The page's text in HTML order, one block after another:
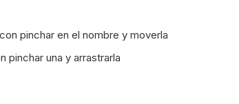
con pinchar en el nombre y moverla
pinchar una y arrastrarla